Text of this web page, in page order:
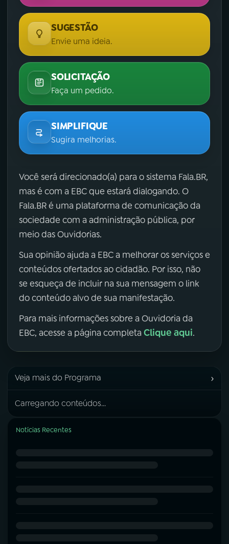
SUGESTÃO
Envie uma ideia.
SOLICITAÇÃO
Faça um pedido.
SIMPLIFIQUE
Sugira melhorias.
Você será direcionado(a) para o sistema Fala.BR,
mas é com a EBC que estará dialogando. O
Fala.BR é uma plataforma de comunicação da
sociedade com a administração pública, por
meio das Ouvidorias.
Sua opinião ajuda a EBC a melhorar os serviços e
conteúdos ofertados ao cidadão. Por isso, não
se esqueça de incluir na sua mensagem o link
do conteúdo alvo de sua manifestação.
Para mais informações sobre a Ouvidoria da
EBC, acesse a página completa Clique aqui.
Veja mais do Programa ›
Carregando conteúdos...
Notícias Recentes